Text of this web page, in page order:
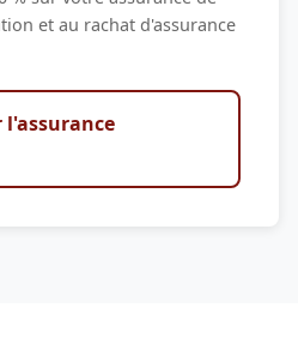
et au rachat d'assurance
l'assurance